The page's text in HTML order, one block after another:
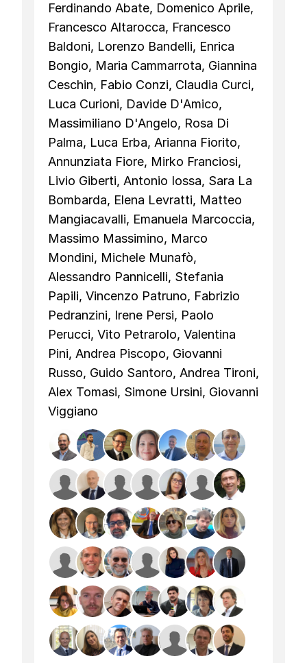
Ferdinando Abate, Domenico Aprile,
Francesco Altarocca, Francesco
Baldoni, Lorenzo Bandelli, Enrica
Bongio, Maria Cammarrota, Giannina
Ceschin, Fabio Conzi, Claudia Curci,
Luca Curioni, Davide D'Amico,
Massimiliano D'Angelo, Rosa Di
Palma, Luca Erba, Arianna Fiorito,
Annunziata Fiore, Mirko Franciosi,
Livio Giberti, Antonio Iossa, Sara La
Bombarda, Elena Levratti, Matteo
Mangiacavalli, Emanuela Marcoccia,
Massimo Massimino, Marco
Mondini, Michele Munafò,
Alessandro Pannicelli, Stefania
Papili, Vincenzo Patruno, Fabrizio
Pedranzini, Irene Persi, Paolo
Perucci, Vito Petrarolo, Valentina
Pini, Andrea Piscopo, Giovanni
Russo, Guido Santoro, Andrea Tironi,
Alex Tomasi, Simone Ursini, Giovanni
Viggiano